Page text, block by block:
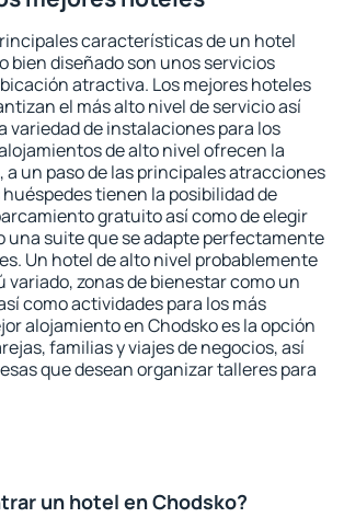
características de un hotel
bien diseñado son unos servicios
atractiva. Los mejores hoteles
el más alto nivel de servicio así
variedad de instalaciones para los
de alto nivel ofrecen la
un paso de las principales atracciones
huéspedes tienen la posibilidad de
gratuito así como de elegir
una suite que se adapte perfectamente
Un hotel de alto nivel probablemente
variado, zonas de bienestar como un
como actividades para los más
alojamiento en Chodsko es la opción
familias y viajes de negocios, así
que desean organizar talleres para
un hotel en Chodsko?